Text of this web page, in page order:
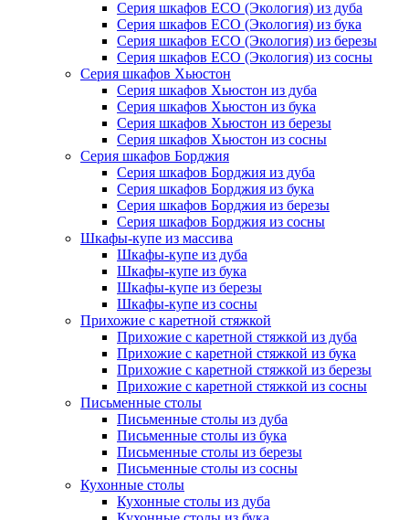
Серия шкафов ECO (Экология) из дуба
Серия шкафов ECO (Экология) из бука
Серия шкафов ECO (Экология) из березы
Серия шкафов ECO (Экология) из сосны
Серия шкафов Хьюстон
Серия шкафов Хьюстон из дуба
Серия шкафов Хьюстон из бука
Серия шкафов Хьюстон из березы
Серия шкафов Хьюстон из сосны
Серия шкафов Борджия
Серия шкафов Борджия из дуба
Серия шкафов Борджия из бука
Серия шкафов Борджия из березы
Серия шкафов Борджия из сосны
Шкафы-купе из массива
Шкафы-купе из дуба
Шкафы-купе из бука
Шкафы-купе из березы
Шкафы-купе из сосны
Прихожие с каретной стяжкой
Прихожие с каретной стяжкой из дуба
Прихожие с каретной стяжкой из бука
Прихожие с каретной стяжкой из березы
Прихожие с каретной стяжкой из сосны
Письменные столы
Письменные столы из дуба
Письменные столы из бука
Письменные столы из березы
Письменные столы из сосны
Кухонные столы
Кухонные столы из дуба